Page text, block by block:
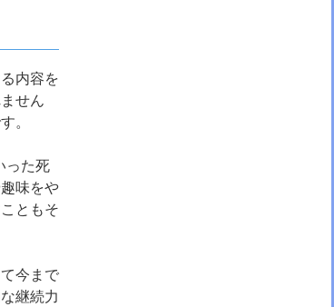
内容を
せん
。
った死
味をや
ともそ
今まで
継続力